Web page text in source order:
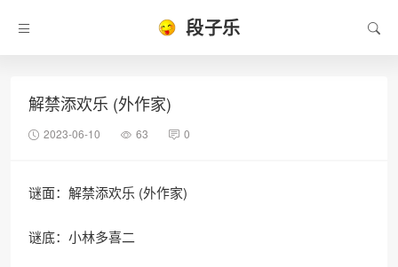
段子乐
解禁添欢乐 (外作家)
2023-06-10 63 0
谜面：解禁添欢乐 (外作家)
谜底：小林多喜二